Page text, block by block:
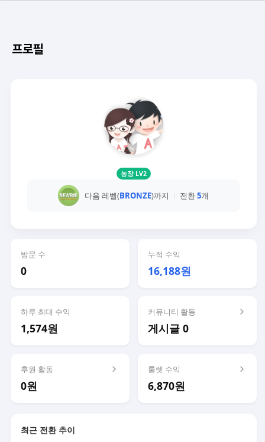
프로필
농장 LV2
다음 레벨(BRONZE)까지 전환5개
방문 수
0
누적 수익
16,188원
하루 최대 수익
1,574원
커뮤니티 활동
게시글 0
후원 활동
0원
룰렛 수익
6,870원
최근 전환 추이